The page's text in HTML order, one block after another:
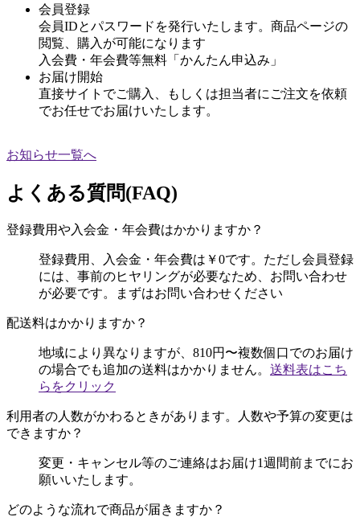
会員登録
会員IDとパスワードを発行いたします。商品ページの
閲覧、購入が可能になります
入会費・年会費等無料「かんたん申込み」
お届け開始
直接サイトでご購入、もしくは担当者にご注文を依頼
でお任せでお届けいたします。
お知らせ一覧へ
よくある質問(FAQ)
登録費用や入会金・年会費はかかりますか？
登録費用、入会金・年会費は￥0です。ただし会員登録
には、事前のヒヤリングが必要なため、お問い合わせ
が必要です。まずはお問い合わせください
配送料はかかりますか？
地域により異なりますが、810円〜複数個口でのお届け
の場合でも追加の送料はかかりません。 送料表はこち
らをクリック
利用者の人数がかわるときがあります。人数や予算の変更は
できますか？
変更・キャンセル等のご連絡はお届け1週間前までにお
願いいたします。
どのような流れで商品が届きますか？